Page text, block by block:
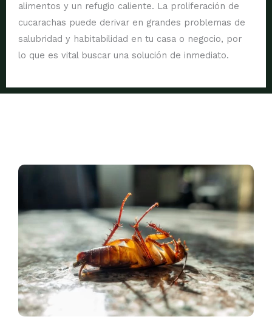
alimentos y un refugio caliente. La proliferación de
cucarachas puede derivar en grandes problemas de
salubridad y habitabilidad en tu casa o negocio, por
lo que es vital buscar una solución de inmediato.